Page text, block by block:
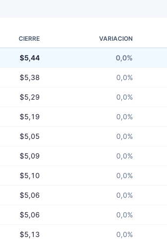
CIERRE VARIACION
$5,44 0,0%
$5,38 0,0%
$5,29 0,0%
$5,19 0,0%
$5,05 0,0%
$5,09 0,0%
$5,10 0,0%
$5,06 0,0%
$5,06 0,0%
$5,13 0,0%